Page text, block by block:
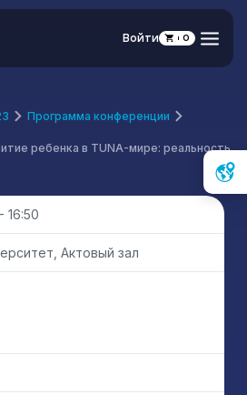
Войти 0
Программа конференции
ребенка в TUNA-мире: реальность
16:50
Актовый зал